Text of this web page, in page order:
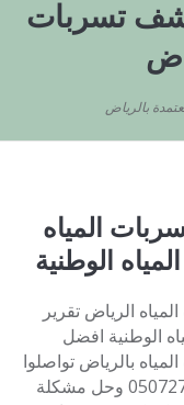
تسربات
بالرياض
المياه
الوطنية
الرياض تقرير
الوطنية افضل
بالرياض تواصلوا
معنا عبر جوال 0507273739 وحل مشكلة